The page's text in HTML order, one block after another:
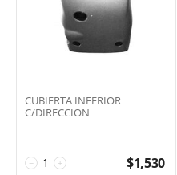
CUBIERTA INFERIOR
C/DIRECCION
+
− $1,530